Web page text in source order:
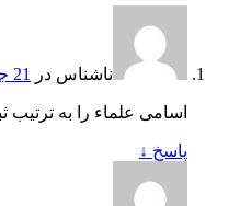
ناشناس در 21 جولای 2016 در 11:29
اسامی علماء را به ترتیب
پاسخ ↓